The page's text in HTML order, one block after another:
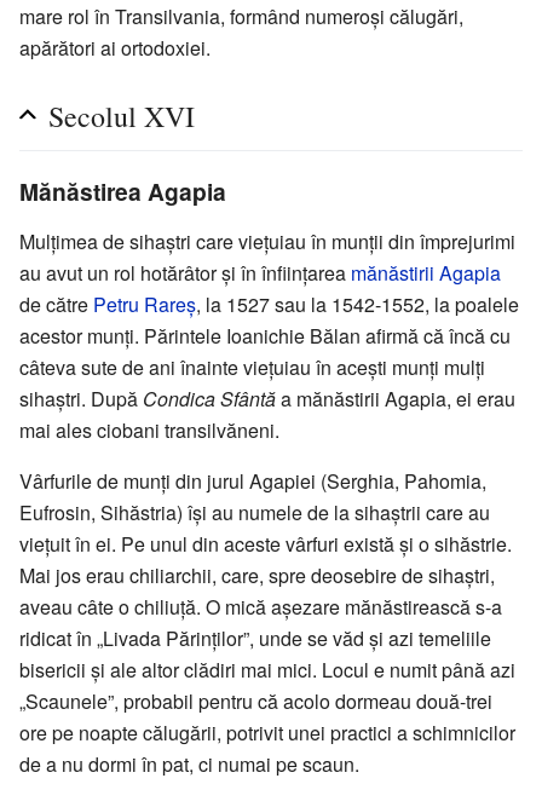
mare rol în Transilvania, formând numeroși călugări,
apărători ai ortodoxiei.
Secolul XVI
Mănăstirea Agapia
Mulțimea de sihaștri care viețuiau în munții din împrejurimi
au avut un rol hotărâtor și în înființarea mănăstirii Agapia
de către Petru Rareș, la 1527 sau la 1542-1552, la poalele
acestor munți. Părintele Ioanichie Bălan afirmă că încă cu
câteva sute de ani înainte viețuiau în acești munți mulți
sihaștri. După Condica Sfântăa mănăstirii Agapia, ei erau
mai ales ciobani transilvăneni.
Vârfurile de munți din jurul Agapiei (Serghia, Pahomia,
Eufrosin, Sihăstria) își au numele de la sihaștrii care au
viețuit în ei. Pe unul din aceste vârfuri există și o sihăstrie.
Mai jos erau chiliarchii, care, spre deosebire de sihaștri,
aveau câte o chiliuță. O mică așezare mănăstirească s-a
ridicat în „Livada Părinților”, unde se văd și azi temeliile
bisericii și ale altor clădiri mai mici. Locul e numit până azi
„Scaunele”, probabil pentru că acolo dormeau două-trei
ore pe noapte călugării, potrivit unei practici a schimnicilor
de a nu dormi în pat, ci numai pe scaun.